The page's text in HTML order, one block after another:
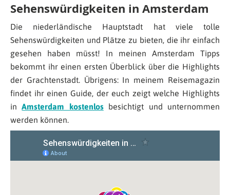
Sehenswürdigkeiten in Amsterdam
Die niederländische Hauptstadt hat viele tolle
Sehenswürdigkeiten und Plätze zu bieten, die ihr einfach
gesehen haben müsst! In meinen Amsterdam Tipps
bekommt ihr einen ersten Überblick über die Highlights
der Grachtenstadt. Übrigens: In meinem Reisemagazin
findet ihr einen Guide, der euch zeigt welche Highlights
inAmsterdam kostenlosbesichtigt und unternommen
werden können.